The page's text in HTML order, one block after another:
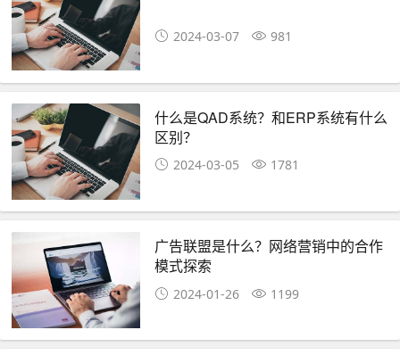
2024-03-07 981
什么是QAD系统？和ERP系统有什么
区别？
2024-03-05 1781
广告联盟是什么？网络营销中的合作
模式探索
2024-01-26 1199